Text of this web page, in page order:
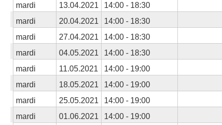
mardi
13.04.2021
14:00 - 18:30
mardi
20.04.2021
14:00 - 18:30
mardi
27.04.2021
14:00 - 18:30
mardi
04.05.2021
14:00 - 18:30
mardi
11.05.2021
14:00 - 19:00
mardi
18.05.2021
14:00 - 19:00
mardi
25.05.2021
14:00 - 19:00
mardi
01.06.2021
14:00 - 19:00